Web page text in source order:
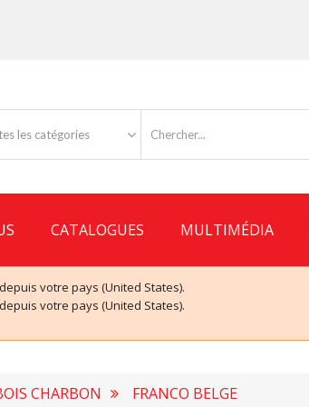
les catégories
CATALOGUES MULTIMÉDIA
votre pays (United States).
votre pays (United States).
CHARBON FRANCO BELGE